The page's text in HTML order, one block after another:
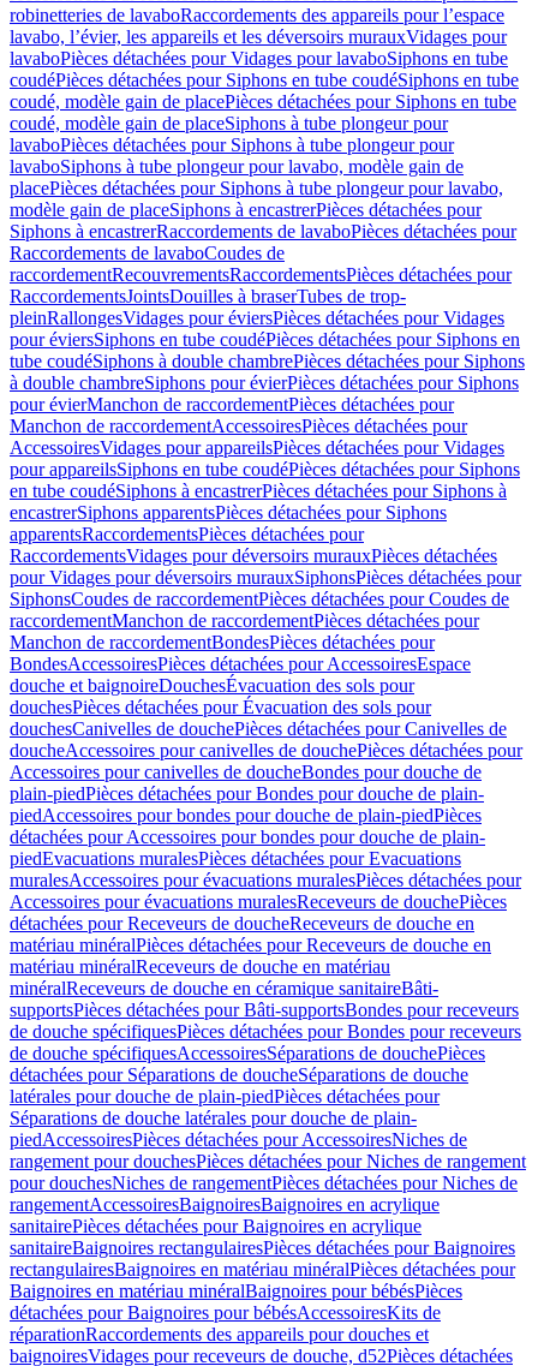
robinetteries de lavaboRaccordements des appareils pour l’espace
lavabo, l’évier, les appareils et les déversoirs murauxVidages pour
lavaboPièces détachées pour Vidages pour lavaboSiphons en tube
coudéPièces détachées pour Siphons en tube coudéSiphons en tube
coudé, modèle gain de placePièces détachées pour Siphons en tube
coudé, modèle gain de placeSiphons à tube plongeur pour
lavaboPièces détachées pour Siphons à tube plongeur pour
lavaboSiphons à tube plongeur pour lavabo, modèle gain de
placePièces détachées pour Siphons à tube plongeur pour lavabo,
modèle gain de placeSiphons à encastrerPièces détachées pour
Siphons à encastrerRaccordements de lavaboPièces détachées pour
Raccordements de lavaboCoudes de
raccordementRecouvrementsRaccordementsPièces détachées pour
RaccordementsJointsDouilles à braserTubes de trop-
pleinRallongesVidages pour éviersPièces détachées pour Vidages
pour éviersSiphons en tube coudéPièces détachées pour Siphons en
tube coudéSiphons à double chambrePièces détachées pour Siphons
à double chambreSiphons pour évierPièces détachées pour Siphons
pour évierManchon de raccordementPièces détachées pour
Manchon de raccordementAccessoiresPièces détachées pour
AccessoiresVidages pour appareilsPièces détachées pour Vidages
pour appareilsSiphons en tube coudéPièces détachées pour Siphons
en tube coudéSiphons à encastrerPièces détachées pour Siphons à
encastrerSiphons apparentsPièces détachées pour Siphons
apparentsRaccordementsPièces détachées pour
RaccordementsVidages pour déversoirs murauxPièces détachées
pour Vidages pour déversoirs murauxSiphonsPièces détachées pour
SiphonsCoudes de raccordementPièces détachées pour Coudes de
raccordementManchon de raccordementPièces détachées pour
Manchon de raccordementBondesPièces détachées pour
BondesAccessoiresPièces détachées pour AccessoiresEspace
douche et baignoireDouchesÉvacuation des sols pour
douchesPièces détachées pour Évacuation des sols pour
douchesCanivelles de douchePièces détachées pour Canivelles de
doucheAccessoires pour canivelles de douchePièces détachées pour
Accessoires pour canivelles de doucheBondes pour douche de
plain-piedPièces détachées pour Bondes pour douche de plain-
piedAccessoires pour bondes pour douche de plain-piedPièces
détachées pour Accessoires pour bondes pour douche de plain-
piedEvacuations muralesPièces détachées pour Evacuations
muralesAccessoires pour évacuations muralesPièces détachées pour
Accessoires pour évacuations muralesReceveurs de douchePièces
détachées pour Receveurs de doucheReceveurs de douche en
matériau minéralPièces détachées pour Receveurs de douche en
matériau minéralReceveurs de douche en matériau
minéralReceveurs de douche en céramique sanitaireBâti-
supportsPièces détachées pour Bâti-supportsBondes pour receveurs
de douche spécifiquesPièces détachées pour Bondes pour receveurs
de douche spécifiquesAccessoiresSéparations de douchePièces
détachées pour Séparations de doucheSéparations de douche
latérales pour douche de plain-piedPièces détachées pour
Séparations de douche latérales pour douche de plain-
piedAccessoiresPièces détachées pour AccessoiresNiches de
rangement pour douchesPièces détachées pour Niches de rangement
pour douchesNiches de rangementPièces détachées pour Niches de
rangementAccessoiresBaignoiresBaignoires en acrylique
sanitairePièces détachées pour Baignoires en acrylique
sanitaireBaignoires rectangulairesPièces détachées pour Baignoires
rectangulairesBaignoires en matériau minéralPièces détachées pour
Baignoires en matériau minéralBaignoires pour bébésPièces
détachées pour Baignoires pour bébésAccessoiresKits de
réparationRaccordements des appareils pour douches et
baignoiresVidages pour receveurs de douche, d52Pièces détachées